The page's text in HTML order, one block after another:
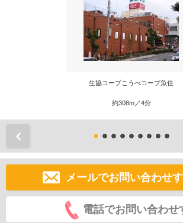
生協コープこうべコープ魚住
約308m／4分
メールでお問い合わせ
電話でお問い合わせ